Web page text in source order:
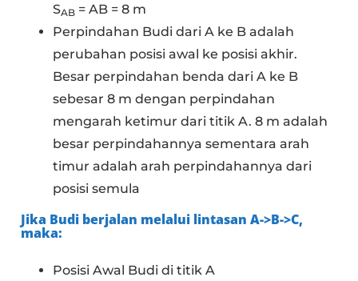
SAB = AB = 8 m
Perpindahan Budi dari A ke B adalah
perubahan posisi awal ke posisi akhir.
Besar perpindahan benda dari A ke B
sebesar 8 m dengan perpindahan
mengarah ketimur dari titik A. 8 m adalah
besar perpindahannya sementara arah
timur adalah arah perpindahannya dari
posisi semula
Jika Budi berjalan melalui lintasanA->B->C,
maka:
Posisi Awal Budi di titik A